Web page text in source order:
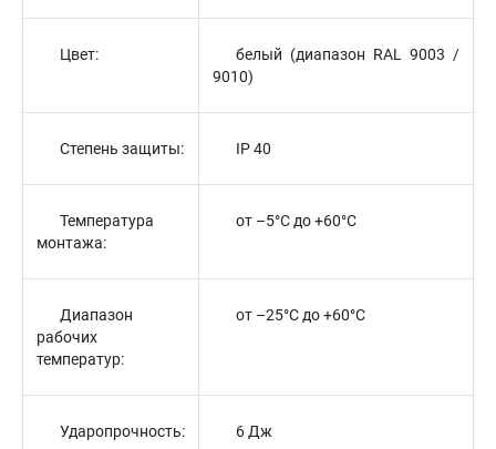
Цвет:
белый (диапазон RAL 9003 /
9010)
Степень защиты: IP 40
Температура
монтажа:
от –5°С до +60°С
Диапазон
рабочих
температур:
от –25°С до +60°С
Ударопрочность: 6 Дж